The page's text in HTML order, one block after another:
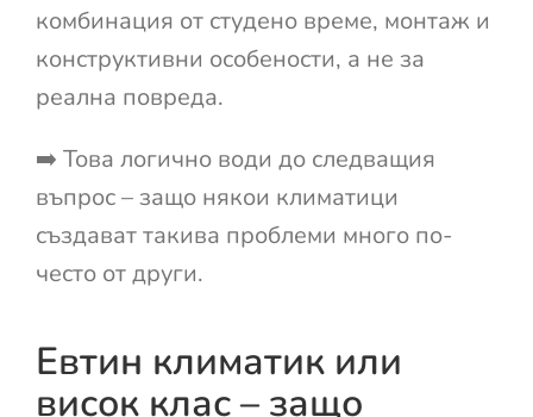
комбинация от студено време, монтаж и
конструктивни особености, а не за
реална повреда.
➡️ Това логично води до следващия
въпрос – защо някои климатици
създават такива проблеми много по-
често от други.
Евтин климатик или
висок клас – защо